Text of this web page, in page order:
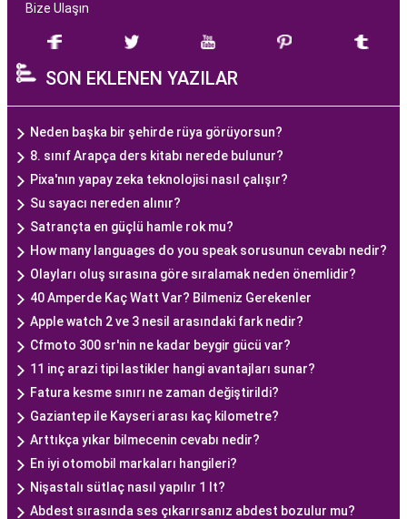
Bize Ulaşın
SON EKLENEN YAZILAR
Neden başka bir şehirde rüya görüyorsun?
8. sınıf Arapça ders kitabı nerede bulunur?
Pixa'nın yapay zeka teknolojisi nasıl çalışır?
Su sayacı nereden alınır?
Satrançta en güçlü hamle rok mu?
How many languages do you speak sorusunun cevabı nedir?
Olayları oluş sırasına göre sıralamak neden önemlidir?
40 Amperde Kaç Watt Var? Bilmeniz Gerekenler
Apple watch 2 ve 3 nesil arasındaki fark nedir?
Cfmoto 300 sr'nin ne kadar beygir gücü var?
11 inç arazi tipi lastikler hangi avantajları sunar?
Fatura kesme sınırı ne zaman değiştirildi?
Gaziantep ile Kayseri arası kaç kilometre?
Arttıkça yıkar bilmecenin cevabı nedir?
En iyi otomobil markaları hangileri?
Nişastalı sütlaç nasıl yapılır 1 lt?
Abdest sırasında ses çıkarırsanız abdest bozulur mu?